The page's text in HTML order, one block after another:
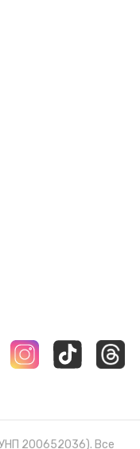
200652036). Все